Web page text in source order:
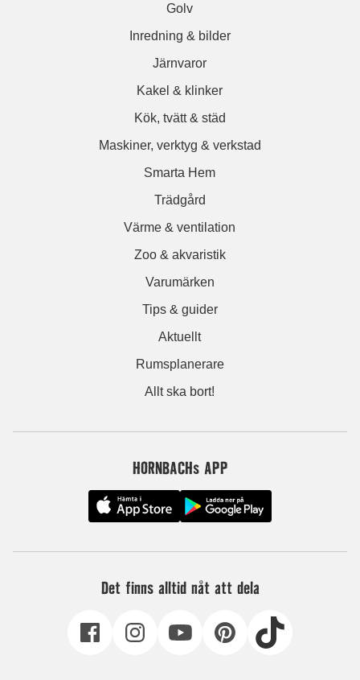
Golv
Inredning & bilder
Järnvaror
Kakel & klinker
Kök, tvätt & städ
Maskiner, verktyg & verkstad
Smarta Hem
Trädgård
Värme & ventilation
Zoo & akvaristik
Varumärken
Tips & guider
Aktuellt
Rumsplanerare
Allt ska bort!
HORNBACHs APP
Det finns alltid nåt att dela